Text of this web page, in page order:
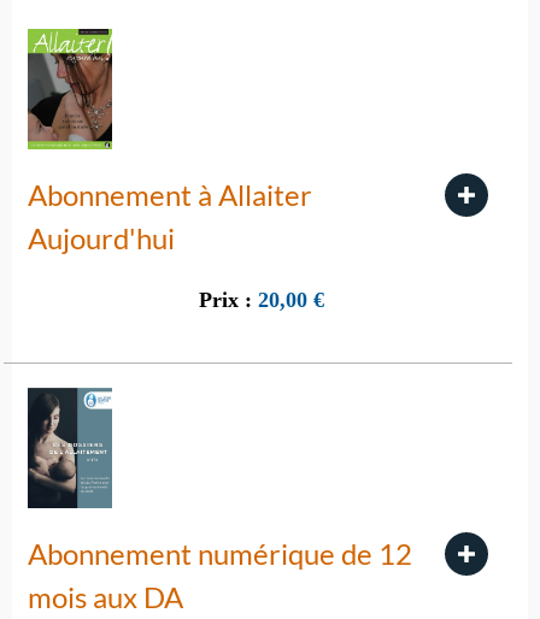
Abonnement à Allaiter
Aujourd'hui
Prix : 20,00 €
Abonnement numérique de 12
mois aux DA